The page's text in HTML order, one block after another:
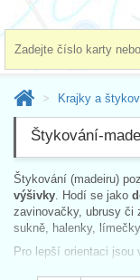
Krajky a
Štykování-
Štykování (madeiru)
výšivky . Hodí se jako
zavinovačky, ubrusy či
sukně, halenky,
Pro lepší orientaci jsou